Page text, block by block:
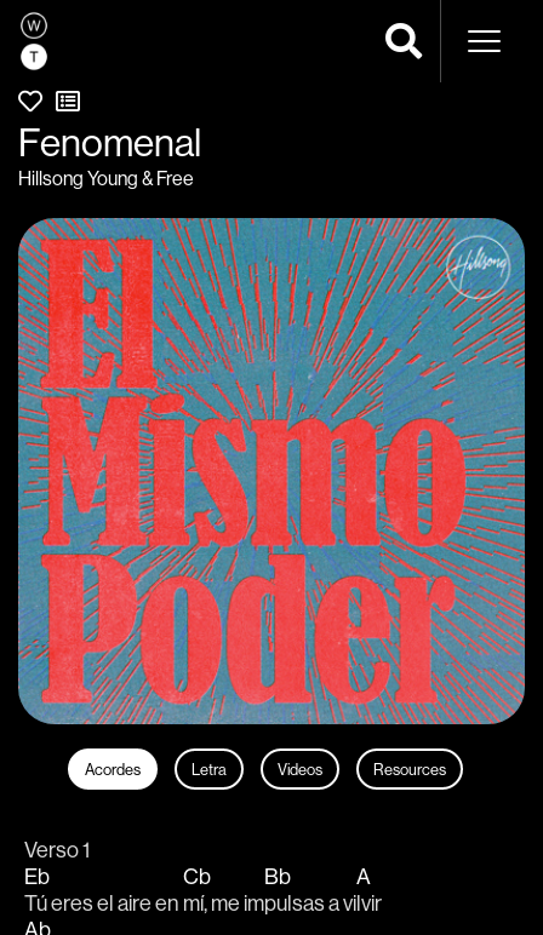
Fenomenal
Hillsong Young & Free
Acordes Letra Videos Resources
Verso 1
Eb
Tú eres el aire en
Cb
mí, me im
Bb
pulsas a vi
A
lvir
Ab